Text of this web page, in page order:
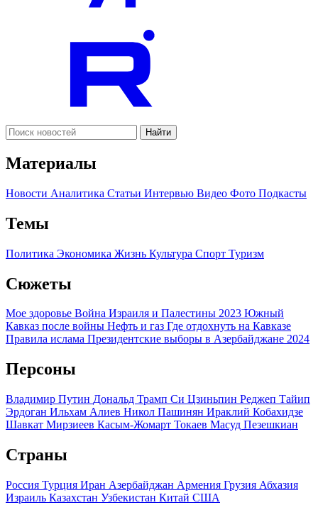
Найти
Материалы
Новости Аналитика Статьи Интервью Видео Фото Подкасты
Темы
Политика Экономика Жизнь Культура Спорт Туризм
Сюжеты
Мое здоровье Война Израиля и Палестины 2023 Южный
Кавказ после войны Нефть и газ Где отдохнуть на Кавказе
Правила ислама Президентские выборы в Азербайджане 2024
Персоны
Владимир Путин Дональд Трамп Си Цзиньпин Реджеп Тайип
Эрдоган Ильхам Алиев Никол Пашинян Ираклий Кобахидзе
Шавкат Мирзиеев Касым-Жомарт Токаев Масуд Пезешкиан
Страны
Россия Турция Иран Азербайджан Армения Грузия Абхазия
Израиль Казахстан Узбекистан Китай США